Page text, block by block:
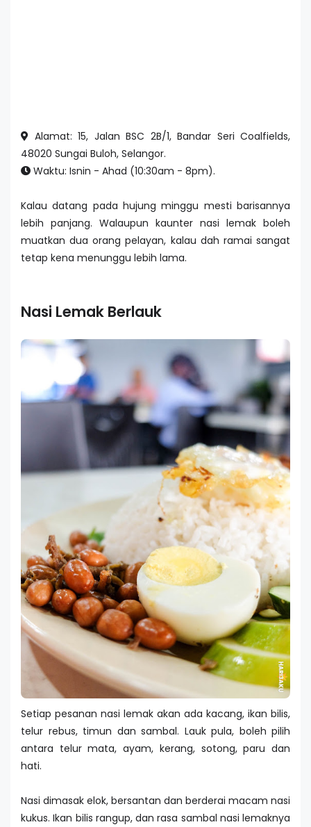
Alamat: 15, Jalan BSC 2B/1, Bandar Seri Coalfields,
48020 Sungai Buloh, Selangor.
Waktu: Isnin - Ahad (10:30am - 8pm).
Kalau datang pada hujung minggu mesti barisannya
lebih panjang. Walaupun kaunter nasi lemak boleh
muatkan dua orang pelayan, kalau dah ramai sangat
tetap kena menunggu lebih lama.
Nasi Lemak Berlauk
Setiap pesanan nasi lemak akan ada kacang, ikan bilis,
telur rebus, timun dan sambal. Lauk pula, boleh pilih
antara telur mata, ayam, kerang, sotong, paru dan
hati.
Nasi dimasak elok, bersantan dan berderai macam nasi
kukus. Ikan bilis rangup, dan rasa sambal nasi lemaknya